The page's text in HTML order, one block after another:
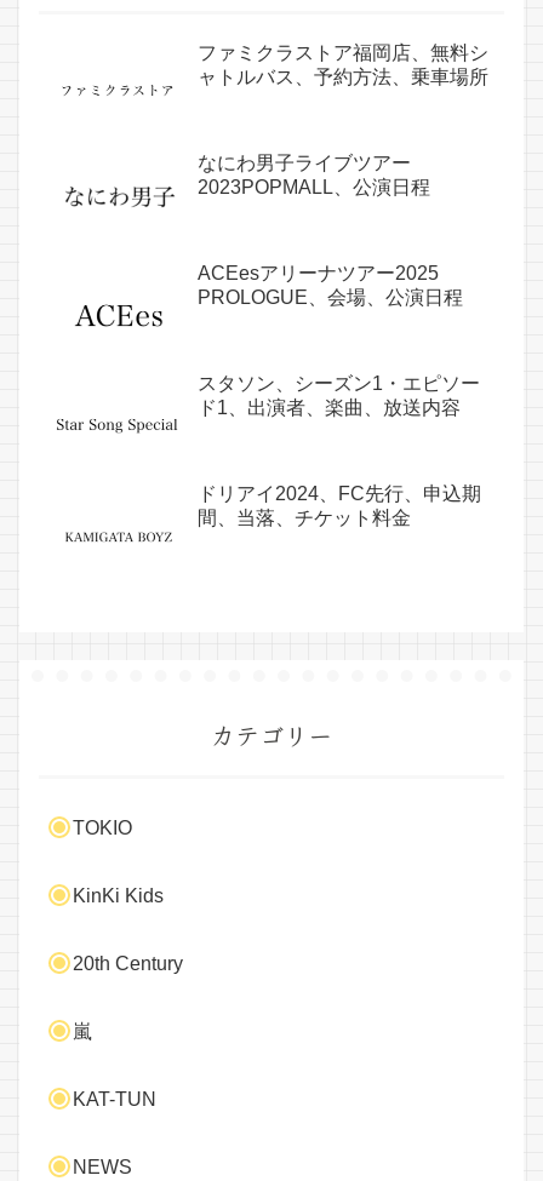
ファミクラストア福岡店、無料シ
ャトルバス、予約方法、乗車場所
なにわ男子ライブツアー
2023POPMALL、公演日程
ACEesアリーナツアー2025
PROLOGUE、会場、公演日程
スタソン、シーズン1・エピソー
ド1、出演者、楽曲、放送内容
ドリアイ2024、FC先行、申込期
間、当落、チケット料金
カテゴリー
TOKIO
KinKi Kids
20th Century
嵐
KAT-TUN
NEWS